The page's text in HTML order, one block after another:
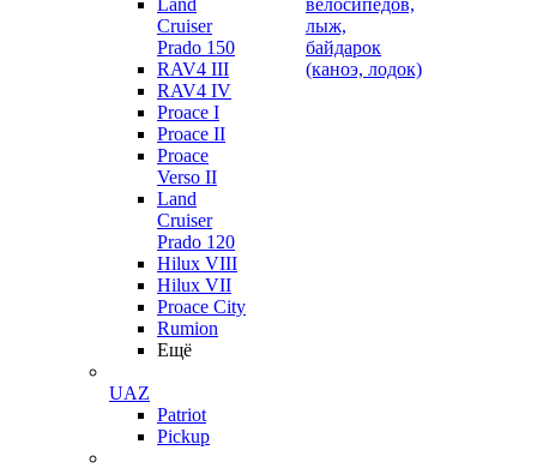
Land
Cruiser
Prado 150
RAV4 III
RAV4 IV
Proace I
Proace II
Proace
Verso II
Land
Cruiser
Prado 120
Hilux VIII
Hilux VII
Proace City
Rumion
Ещё
UAZ
Patriot
Pickup
велосипедов,
лыж,
байдарок
(каноэ, лодок)